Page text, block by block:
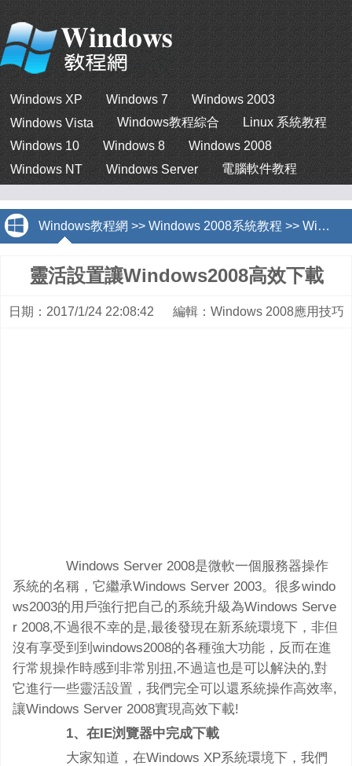
Windows XP Windows 7
Windows 2003
Windows Vista
Windows教程綜合
Linux 系統教程
Windows 10
Windows 8
Windows 2008
Windows NT
Windows Server 電腦軟件教程
Windows教程網 >> Windows 2008系統教程 >> Windows 2008應用技巧
靈活設置讓Windows2008高效下載
日期：2017/1/24 22:08:42 編輯：Windows 2008應用技巧
Windows Server 2008是微軟一個服務器操作
系統的名稱，它繼承Windows Server 2003。很多windo
ws2003的用戶強行把自己的系統升級為Windows Serve
r 2008,不過很不幸的是,最後發現在新系統環境下，非但
沒有享受到到windows2008的各種強大功能，反而在進
行常規操作時感到非常別扭,不過這也是可以解決的,對
它進行一些靈活設置，我們完全可以還系統操作高效率,
讓Windows Server 2008實現高效下載!
1、在IE浏覽器中完成下載
大家知道，在Windows XP系統環境下，我們